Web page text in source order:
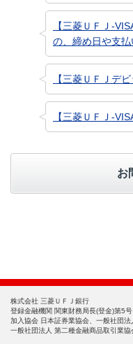
【三菱ＵＦＪ-
の、締め日や支払
【三菱ＵＦＪデ
【三菱ＵＦＪ-
お
株式会社 三菱ＵＦＪ銀行
登録金融機関 関東財務局長(登金)第5号
加入協会 日本証券業協会、一般社団法
一般社団法人 第二種金融商品取引業協